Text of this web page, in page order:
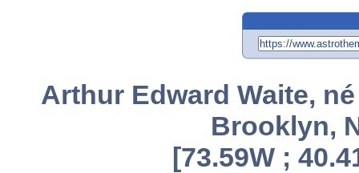
Arthur Edward Waite,
Brooklyn,
[73.59W ;